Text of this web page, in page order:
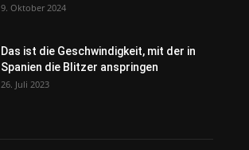
9. Oktober 2024
Das ist die Geschwindigkeit, mit der in
Spanien die Blitzer anspringen
26. Juli 2023